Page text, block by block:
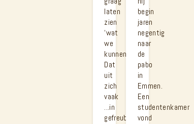
laten
zien
‘wat
we
kunnen’.
Dat
uit
zich
vaak
...in
gefreubel;
begin
jaren
negentig
naar
de
pabo
in
Emmen.
Een
studentenkamer
vond